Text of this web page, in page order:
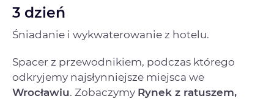
3 dzień
Śniadanie i wykwaterowanie z hotelu.
Spacer z przewodnikiem, podczas którego
odkryjemy najsłynniejsze miejsca we
Wrocławiu. Zobaczymy Rynek z ratuszem,